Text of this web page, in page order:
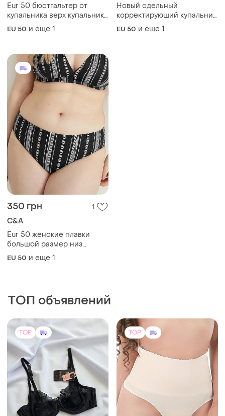
Eur 50 бюстгальтер от
купальника верх купальника
на большую грудь
EU 50 и еще 1
Новый сдельный
корректирующий купальник
от zoggs
EU 50 и еще 1
350 грн 1
C&A
Eur 50 женские плавки
большой размер низ
купальника батал No 211
EU 50 и еще 1
ТОП объявлений
TOP TOP